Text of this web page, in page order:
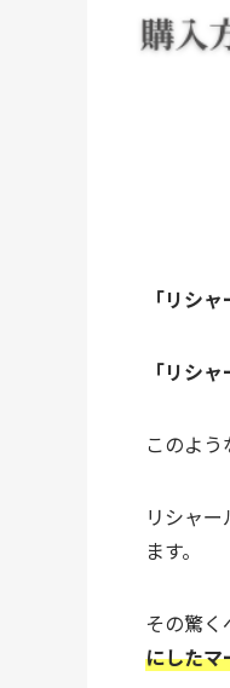
「リシ
「リシ
このよ
リシャ
ます。
その驚く
にしたマ